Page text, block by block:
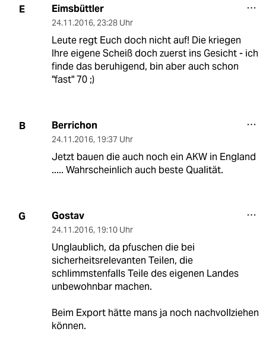
E Eimsbüttler
24.11.2016, 23:28 Uhr
Leute regt Euch doch nicht auf! Die kriegen
Ihre eigene Scheiß doch zuerst ins Gesicht - ich
finde das beruhigend, bin aber auch schon
"fast" 70 ;)
B Berrichon
24.11.2016, 19:37 Uhr
Jetzt bauen die auch noch ein AKW in England
..... Wahrscheinlich auch beste Qualität.
G Gostav
24.11.2016, 19:10 Uhr
Unglaublich, da pfuschen die bei
sicherheitsrelevanten Teilen, die
schlimmstenfalls Teile des eigenen Landes
unbewohnbar machen.
Beim Export hätte mans ja noch nachvollziehen
können.